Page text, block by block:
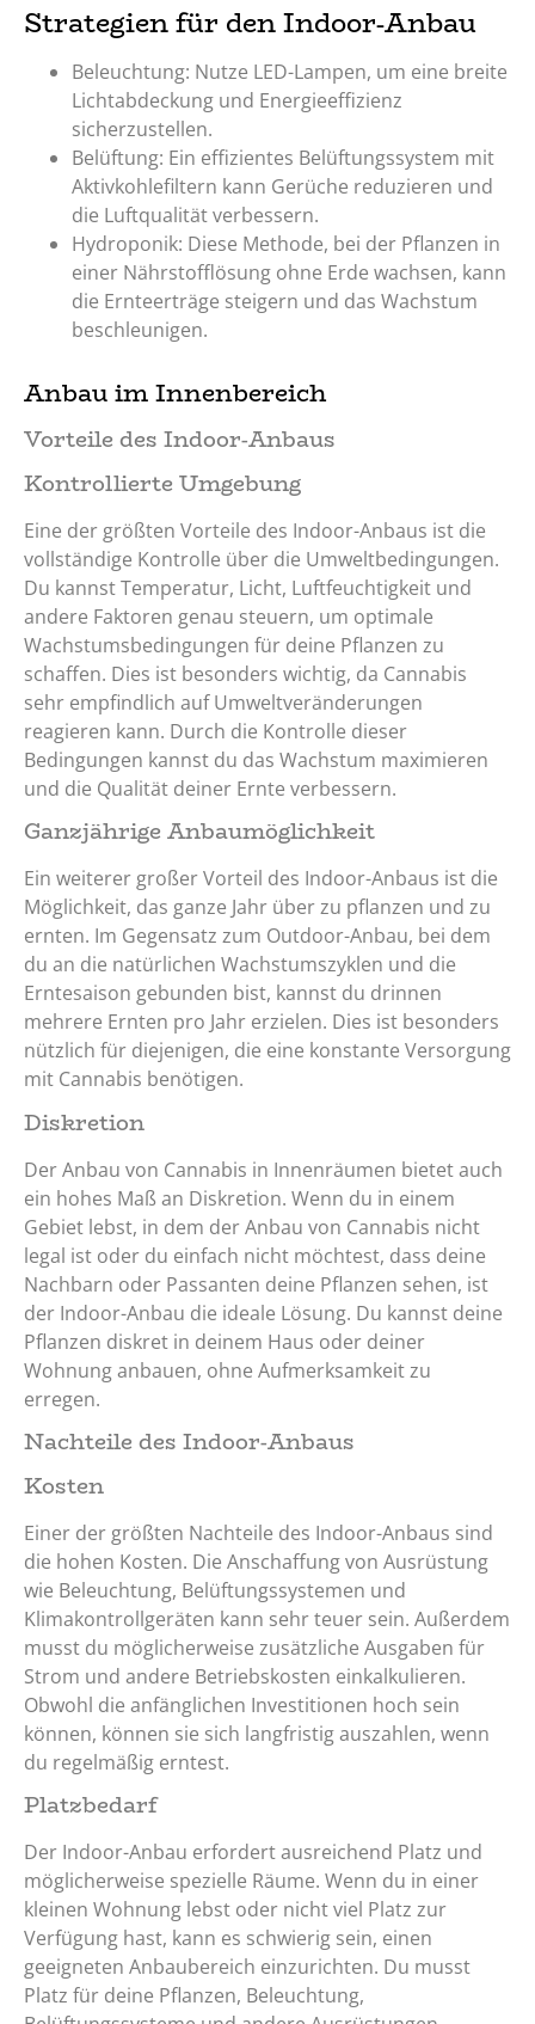
Strategien für den Indoor-Anbau
Beleuchtung: Nutze LED-Lampen, um eine breite
Lichtabdeckung und Energieeffizienz
sicherzustellen.
Belüftung: Ein effizientes Belüftungssystem mit
Aktivkohlefiltern kann Gerüche reduzieren und
die Luftqualität verbessern.
Hydroponik: Diese Methode, bei der Pflanzen in
einer Nährstofflösung ohne Erde wachsen, kann
die Ernteerträge steigern und das Wachstum
beschleunigen.
Anbau im Innenbereich
Vorteile des Indoor-Anbaus
Kontrollierte Umgebung
Eine der größten Vorteile des Indoor-Anbaus ist die
vollständige Kontrolle über die Umweltbedingungen.
Du kannst Temperatur, Licht, Luftfeuchtigkeit und
andere Faktoren genau steuern, um optimale
Wachstumsbedingungen für deine Pflanzen zu
schaffen. Dies ist besonders wichtig, da Cannabis
sehr empfindlich auf Umweltveränderungen
reagieren kann. Durch die Kontrolle dieser
Bedingungen kannst du das Wachstum maximieren
und die Qualität deiner Ernte verbessern.
Ganzjährige Anbaumöglichkeit
Ein weiterer großer Vorteil des Indoor-Anbaus ist die
Möglichkeit, das ganze Jahr über zu pflanzen und zu
ernten. Im Gegensatz zum Outdoor-Anbau, bei dem
du an die natürlichen Wachstumszyklen und die
Erntesaison gebunden bist, kannst du drinnen
mehrere Ernten pro Jahr erzielen. Dies ist besonders
nützlich für diejenigen, die eine konstante Versorgung
mit Cannabis benötigen.
Diskretion
Der Anbau von Cannabis in Innenräumen bietet auch
ein hohes Maß an Diskretion. Wenn du in einem
Gebiet lebst, in dem der Anbau von Cannabis nicht
legal ist oder du einfach nicht möchtest, dass deine
Nachbarn oder Passanten deine Pflanzen sehen, ist
der Indoor-Anbau die ideale Lösung. Du kannst deine
Pflanzen diskret in deinem Haus oder deiner
Wohnung anbauen, ohne Aufmerksamkeit zu
erregen.
Nachteile des Indoor-Anbaus
Kosten
Einer der größten Nachteile des Indoor-Anbaus sind
die hohen Kosten. Die Anschaffung von Ausrüstung
wie Beleuchtung, Belüftungssystemen und
Klimakontrollgeräten kann sehr teuer sein. Außerdem
musst du möglicherweise zusätzliche Ausgaben für
Strom und andere Betriebskosten einkalkulieren.
Obwohl die anfänglichen Investitionen hoch sein
können, können sie sich langfristig auszahlen, wenn
du regelmäßig erntest.
Platzbedarf
Der Indoor-Anbau erfordert ausreichend Platz und
möglicherweise spezielle Räume. Wenn du in einer
kleinen Wohnung lebst oder nicht viel Platz zur
Verfügung hast, kann es schwierig sein, einen
geeigneten Anbaubereich einzurichten. Du musst
Platz für deine Pflanzen, Beleuchtung,